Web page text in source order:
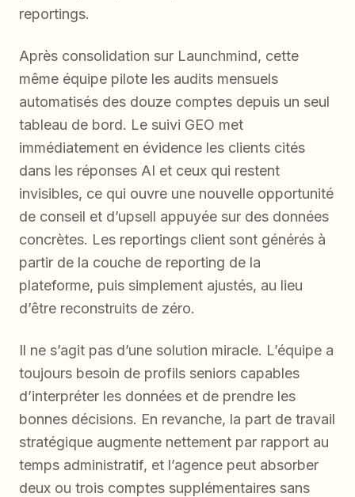
reportings.
Après consolidation sur Launchmind, cette
même équipe pilote les audits mensuels
automatisés des douze comptes depuis un seul
tableau de bord. Le suivi GEO met
immédiatement en évidence les clients cités
dans les réponses AI et ceux qui restent
invisibles, ce qui ouvre une nouvelle opportunité
de conseil et d’upsell appuyée sur des données
concrètes. Les reportings client sont générés à
partir de la couche de reporting de la
plateforme, puis simplement ajustés, au lieu
d’être reconstruits de zéro.
Il ne s’agit pas d’une solution miracle. L’équipe a
toujours besoin de profils seniors capables
d’interpréter les données et de prendre les
bonnes décisions. En revanche, la part de travail
stratégique augmente nettement par rapport au
temps administratif, et l’agence peut absorber
deux ou trois comptes supplémentaires sans